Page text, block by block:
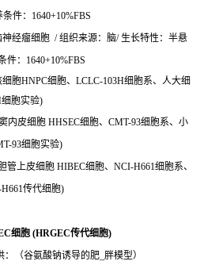
件：1640+10%FBS
神经瘤细胞 / 组织来源：脑/ 生长特性：半悬
件：1640+10%FBS
细胞HNPC细胞、LCLC-103H细胞系、人大细
胞实验)
内皮细胞 HHSEC细胞、CMT-93细胞系、小
93细胞实验)
管上皮细胞 HIBEC细胞、NCI-H661细胞系、
传代细胞)
细胞 (HRGEC传代细胞)
（谷氨酸钠诱导的肥_胖模型）